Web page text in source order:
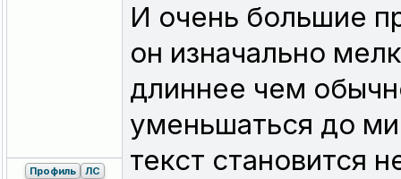
И очень большие
он изначально
длиннее чем
уменьшаться до
текст становится
Профиль ЛС